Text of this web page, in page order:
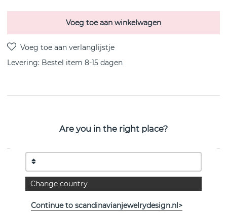
Voeg toe aan winkelwagen
Levering: Bestel item 8-15 dagen
FUSION Armbanden CENTRE PAVÉ 0.11 CT i 18k
EIGENSCHAPPEN
Collectie:
Diameter: 8 mm
Are you in the right place?
Change country
Continue to scandinavianjewelrydesign.nl>